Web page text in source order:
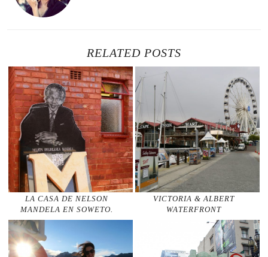
RELATED POSTS
LA CASA DE NELSON
MANDELA EN SOWETO.
VICTORIA & ALBERT
WATERFRONT